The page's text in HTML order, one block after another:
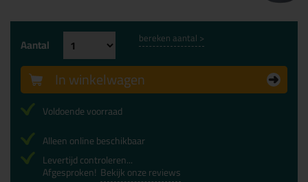
Aantal bereken aantal >
In winkelwagen
Voldoende voorraad
Alleen online beschikbaar
Levertijd controleren...
Afgesproken! Bekijk onze reviews